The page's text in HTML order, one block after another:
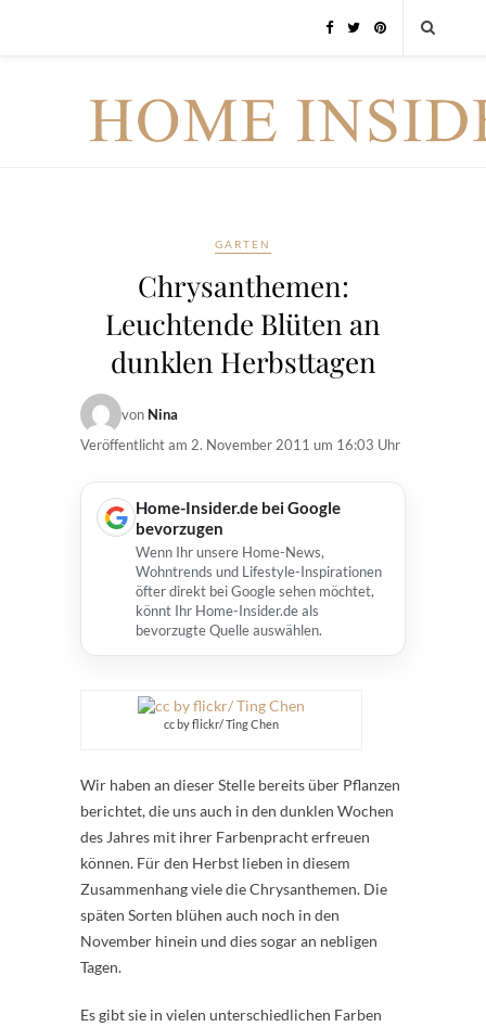
GARTEN
Chrysanthemen:
Leuchtende Blüten an
dunklen Herbsttagen
von Nina
Veröffentlicht am 2. November 2011 um 16:03 Uhr
Home-Insider.de bei Google
bevorzugen
Wenn Ihr unsere Home-News,
Wohntrends und Lifestyle-Inspirationen
öfter direkt bei Google sehen möchtet,
könnt Ihr Home-Insider.de als
bevorzugte Quelle auswählen.
cc by flickr/ Ting Chen
Wir haben an dieser Stelle bereits über Pflanzen
berichtet, die uns auch in den dunklen Wochen
des Jahres mit ihrer Farbenpracht erfreuen
können. Für den Herbst lieben in diesem
Zusammenhang viele die Chrysanthemen. Die
späten Sorten blühen auch noch in den
November hinein und dies sogar an nebligen
Tagen.
Es gibt sie in vielen unterschiedlichen Farben